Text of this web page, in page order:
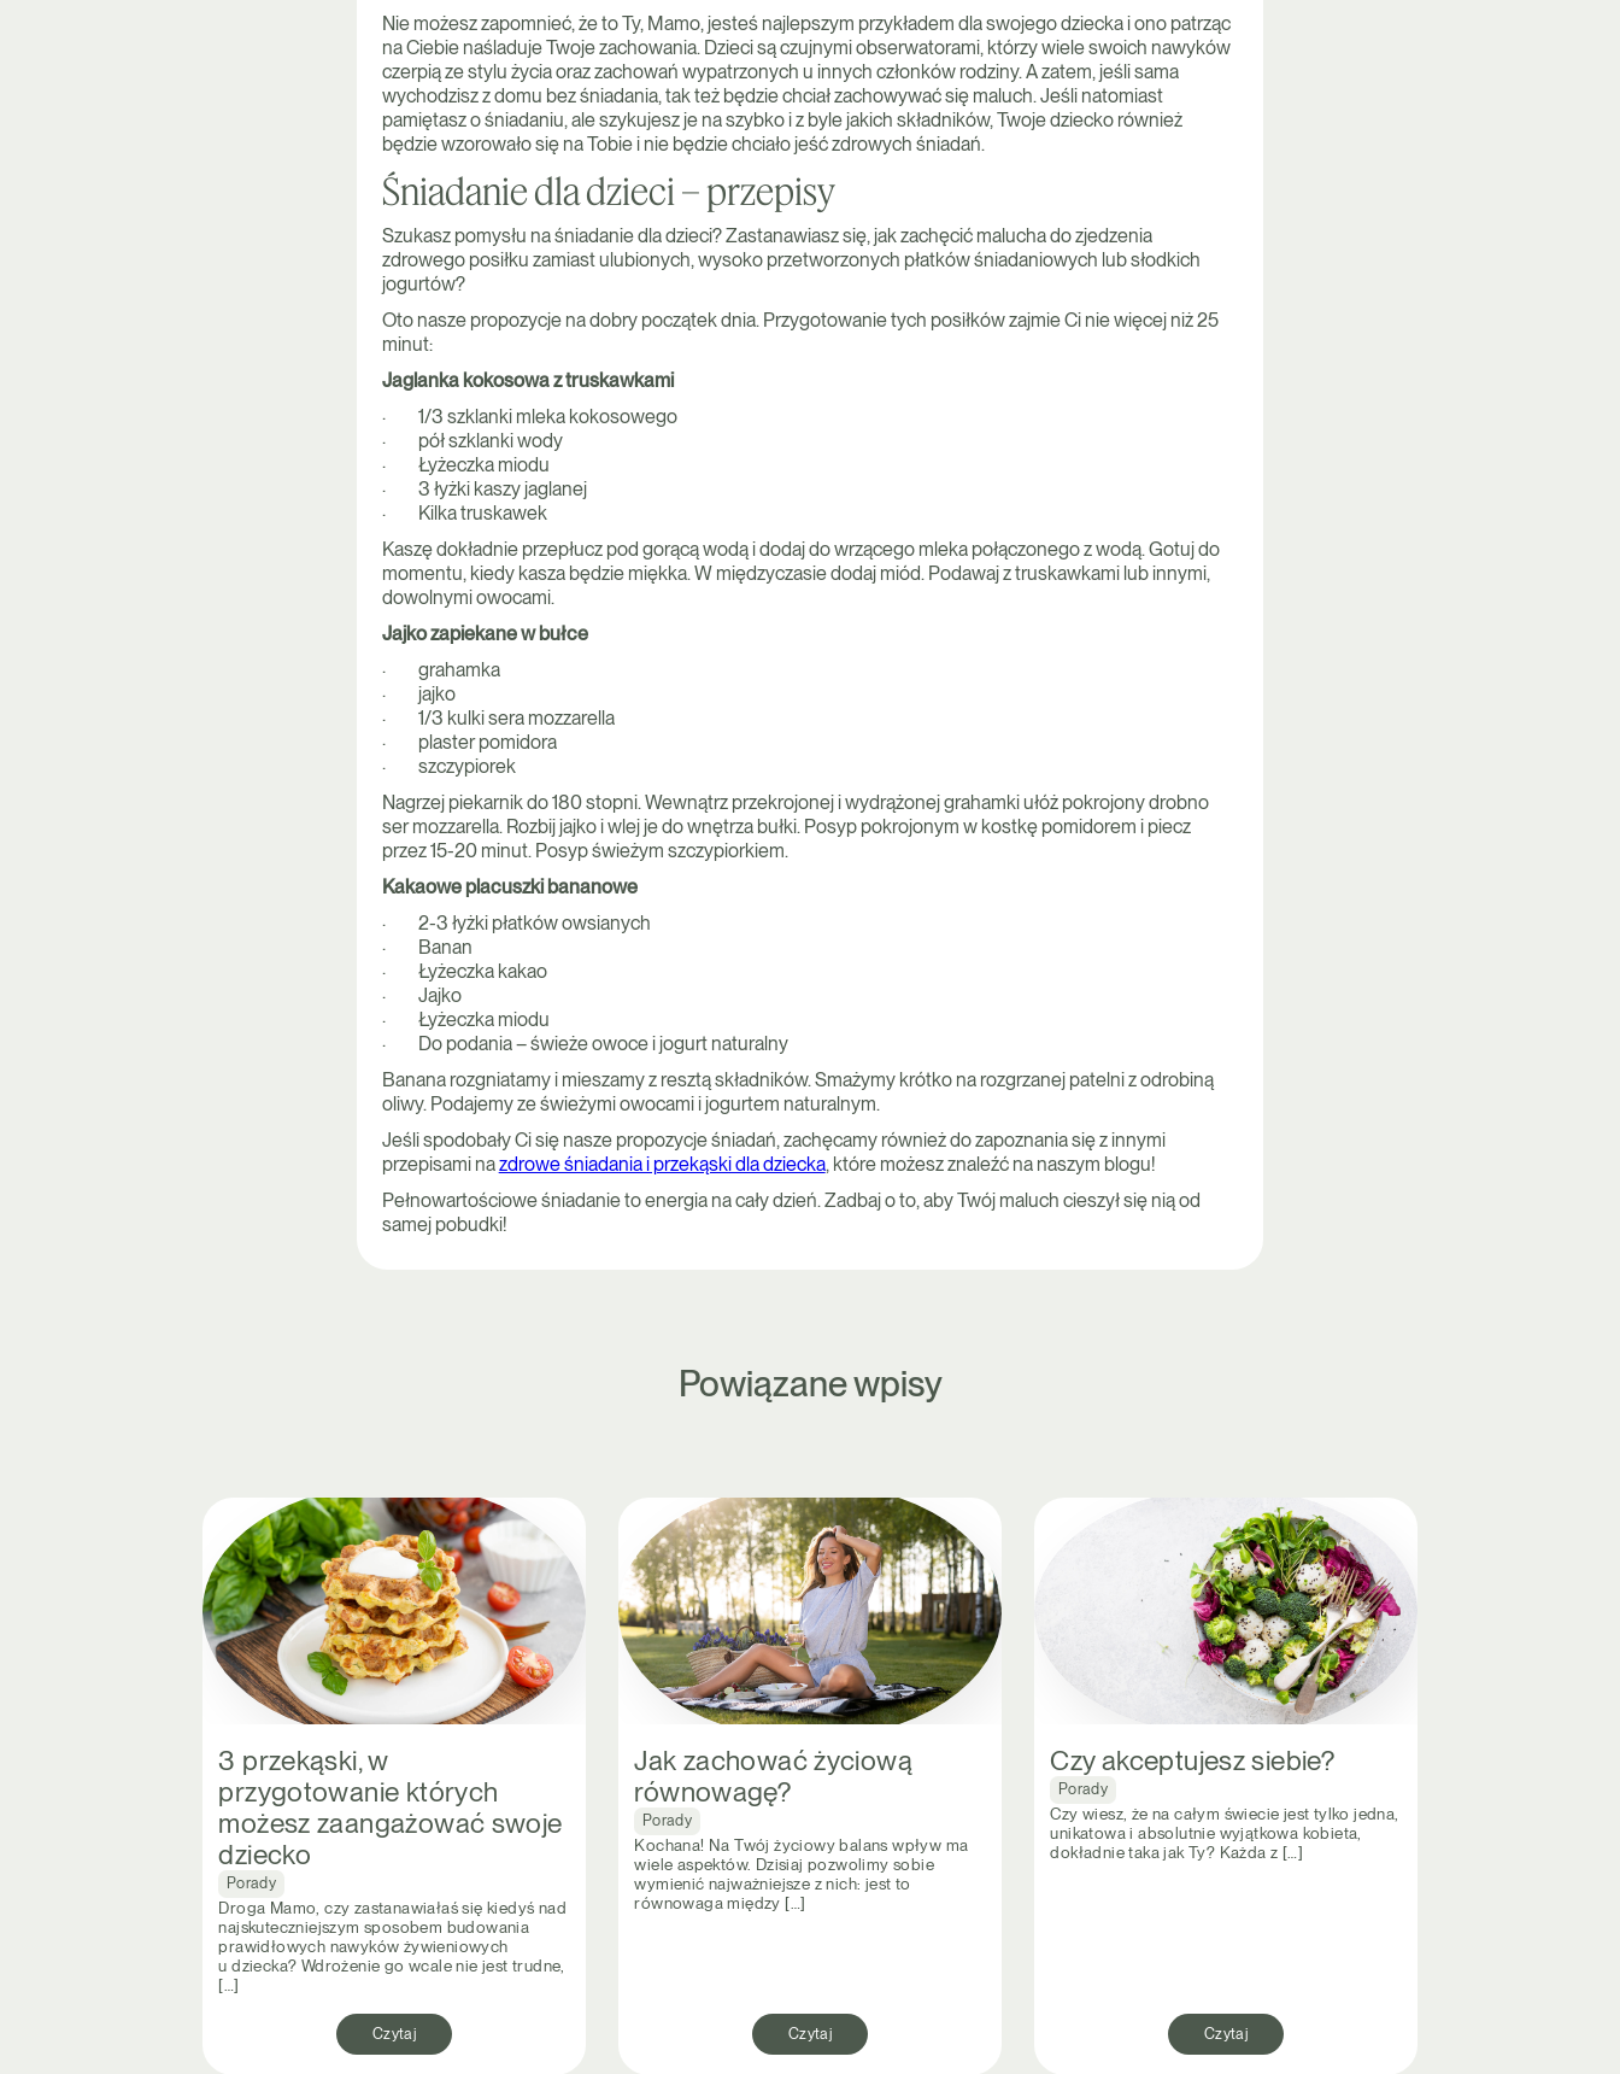
Nie możesz zapomnieć, że to Ty, Mamo, jesteś najlepszym przykładem dla swojego dziecka i ono patrząc
na Ciebie naśladuje Twoje zachowania. Dzieci są czujnymi obserwatorami, którzy wiele swoich nawyków
czerpią ze stylu życia oraz zachowań wypatrzonych u innych członków rodziny. A zatem, jeśli sama
wychodzisz z domu bez śniadania, tak też będzie chciał zachowywać się maluch. Jeśli natomiast
pamiętasz o śniadaniu, ale szykujesz je na szybko i z byle jakich składników, Twoje dziecko również
będzie wzorowało się na Tobie i nie będzie chciało jeść zdrowych śniadań.
Śniadanie dla dzieci – przepisy
Szukasz pomysłu na śniadanie dla dzieci? Zastanawiasz się, jak zachęcić malucha do zjedzenia
zdrowego posiłku zamiast ulubionych, wysoko przetworzonych płatków śniadaniowych lub słodkich
jogurtów?
Oto nasze propozycje na dobry początek dnia. Przygotowanie tych posiłków zajmie Ci nie więcej niż 25
minut:
Jaglanka kokosowa z truskawkami
· 1/3 szklanki mleka kokosowego
· pół szklanki wody
· Łyżeczka miodu
· 3 łyżki kaszy jaglanej
· Kilka truskawek
Kaszę dokładnie przepłucz pod gorącą wodą i dodaj do wrzącego mleka połączonego z wodą. Gotuj do
momentu, kiedy kasza będzie miękka. W międzyczasie dodaj miód. Podawaj z truskawkami lub innymi,
dowolnymi owocami.
Jajko zapiekane w bułce
· grahamka
· jajko
· 1/3 kulki sera mozzarella
· plaster pomidora
· szczypiorek
Nagrzej piekarnik do 180 stopni. Wewnątrz przekrojonej i wydrążonej grahamki ułóż pokrojony drobno
ser mozzarella. Rozbij jajko i wlej je do wnętrza bułki. Posyp pokrojonym w kostkę pomidorem i piecz
przez 15-20 minut. Posyp świeżym szczypiorkiem.
Kakaowe placuszki bananowe
· 2-3 łyżki płatków owsianych
· Banan
· Łyżeczka kakao
· Jajko
· Łyżeczka miodu
· Do podania – świeże owoce i jogurt naturalny
Banana rozgniatamy i mieszamy z resztą składników. Smażymy krótko na rozgrzanej patelni z odrobiną
oliwy. Podajemy ze świeżymi owocami i jogurtem naturalnym.
Jeśli spodobały Ci się nasze propozycje śniadań, zachęcamy również do zapoznania się z innymi
przepisami nazdrowe śniadania i przekąski dla dziecka, które możesz znaleźć na naszym blogu!
Pełnowartościowe śniadanie to energia na cały dzień. Zadbaj o to, aby Twój maluch cieszył się nią od
samej pobudki!
Powiązane wpisy
3 przekąski, w
przygotowanie których
możesz zaangażować swoje
dziecko
Porady
Droga Mamo, czy zastanawiałaś się kiedyś nad
najskuteczniejszym sposobem budowania
prawidłowych nawyków żywieniowych
u dziecka? Wdrożenie go wcale nie jest trudne,
[…]
Czytaj
Jak zachować życiową
równowagę?
Porady
Kochana! Na Twój życiowy balans wpływ ma
wiele aspektów. Dzisiaj pozwolimy sobie
wymienić najważniejsze z nich: jest to
równowaga między […]
Czytaj
Czy akceptujesz siebie?
Porady
Czy wiesz, że na całym świecie jest tylko jedna,
unikatowa i absolutnie wyjątkowa kobieta,
dokładnie taka jak Ty? Każda z […]
Czytaj